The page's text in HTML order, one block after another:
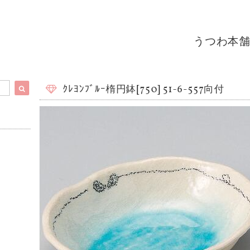
うつわ本舗
ｸﾚﾖﾝﾌﾞﾙｰ楕円鉢[750] 51-6-557向付